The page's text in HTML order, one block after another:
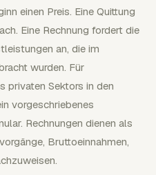
einen Preis. Eine Quittung
Eine Rechnung fordert die
an, die im
wurden. Für
privaten Sektors in den
vorgeschriebenes
Rechnungen dienen als
Bruttoeinnahmen,